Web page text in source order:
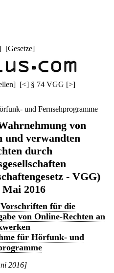
[Gesetze]
] [<] § 74 VGG [>]
und Fernsehprogramme
von
und verwandten
durch
- VGG)
Mai 2016
Vorschriften für die
von Online-Rechten an
für Hörfunk- und
2016]